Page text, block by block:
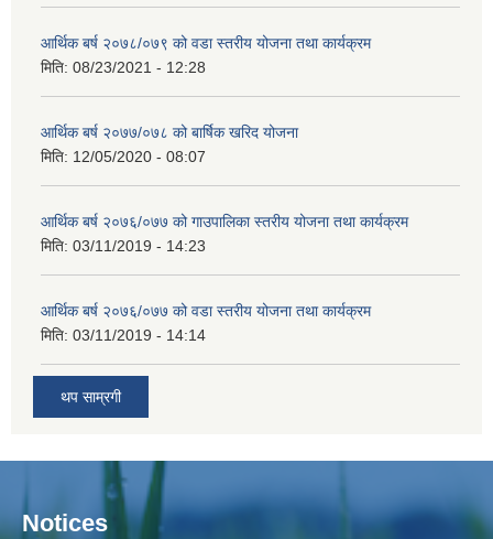
आर्थिक बर्ष २०७८/०७९ को वडा स्तरीय योजना तथा कार्यक्रम
मिति: 08/23/2021 - 12:28
आर्थिक बर्ष २०७७/०७८ को बार्षिक खरिद योजना
मिति: 12/05/2020 - 08:07
आर्थिक बर्ष २०७६/०७७ को गाउपालिका स्तरीय योजना तथा कार्यक्रम
मिति: 03/11/2019 - 14:23
आर्थिक बर्ष २०७६/०७७ को वडा स्तरीय योजना तथा कार्यक्रम
मिति: 03/11/2019 - 14:14
थप साम्रगी
Notices